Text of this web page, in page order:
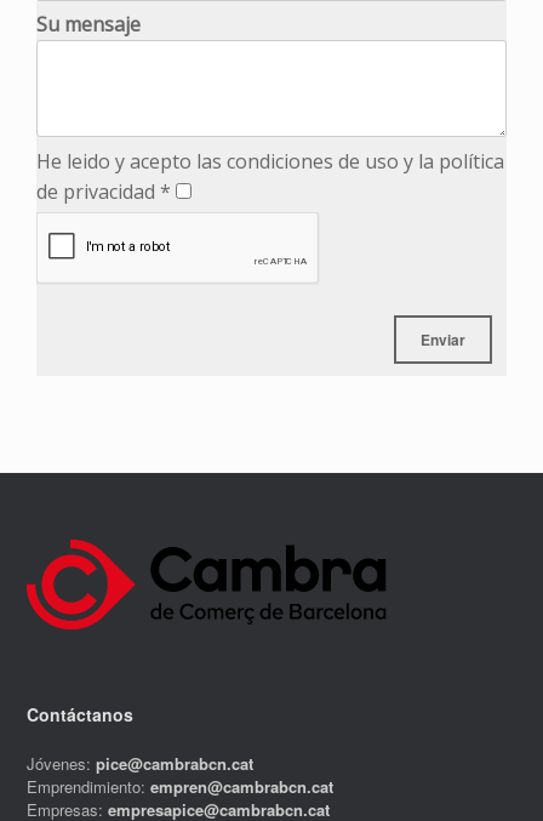
Su mensaje
He leido y acepto las condiciones de uso y la política
de privacidad *
Contáctanos
Jóvenes:pice@cambrabcn.cat
Emprendimiento:empren@cambrabcn.cat
Empresas:empresapice@cambrabcn.cat